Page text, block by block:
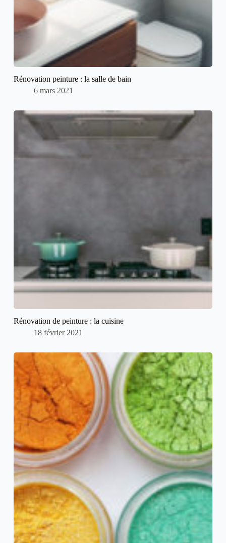
Rénovation peinture : la salle de bain
6 mars 2021
Rénovation de peinture : la cuisine
18 février 2021